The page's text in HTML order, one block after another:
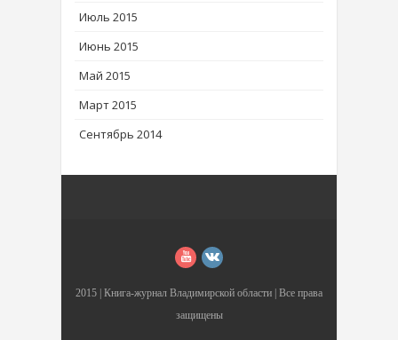
Июль 2015
Июнь 2015
Май 2015
Март 2015
Сентябрь 2014
2015 | Книга-журнал Владимирской области | Все права
защищены